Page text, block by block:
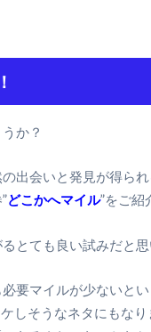
か？
出会いと発見が得ら
どこかへマイル”をご紹
とても良い試みだと思
要マイルが少ないと
しそうなネタにもな